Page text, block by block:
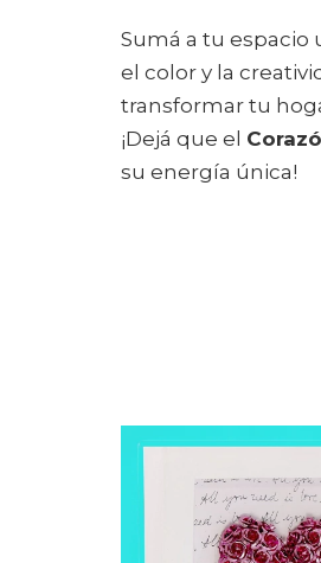
Sumá a tu espacio
el color y la
transformar tu
¡Dejá que el
su energía única!